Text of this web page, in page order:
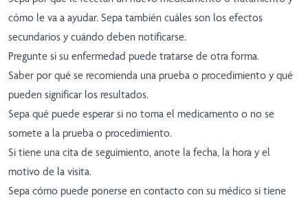
cómo le va a ayudar. Sepa también cuáles son los efectos
secundarios y cuándo deben notificarse.
Pregunte si su enfermedad puede tratarse de otra forma.
Saber por qué se recomienda una prueba o procedimiento y qué
pueden significar los resultados.
Sepa qué puede esperar si no toma el medicamento o no se
somete a la prueba o procedimiento.
Si tiene una cita de seguimiento, anote la fecha, la hora y el
motivo de la visita.
Sepa cómo puede ponerse en contacto con su médico si tiene